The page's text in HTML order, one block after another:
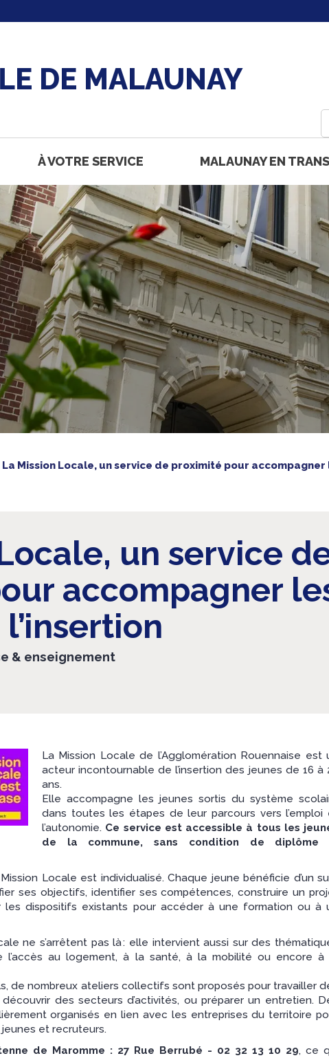
DE MALAUNAY
À VOTRE SERVICE MALAUNAY EN
La Mission Locale, un service de proximité pour accompagner
un service
accompagner
& enseignement
La Mission Locale de l’Agglomération Rouennaise est
acteur incontournable de l’insertion des jeunes de 16 à
ans.
Elle accompagne les jeunes sortis du système
dans toutes les étapes de leur parcours vers l’emploi
l’autonomie. Ce service est accessible à tous les
de la commune, sans condition de diplôme
Locale est individualisé. Chaque jeune bénéficie d’un
ses objectifs, identifier ses compétences, construire un
les dispositifs existants pour accéder à une formation ou à
ne s’arrêtent pas là : elle intervient aussi sur des
l’accès au logement, à la santé, à la mobilité ou encore à
de nombreux ateliers collectifs sont proposés pour travailler
des secteurs d’activités, ou préparer un entretien.
organisés en lien avec les entreprises du territoire
et recruteurs.
de Maromme : 27 Rue Berrubé - 02 32 13 10 29, ce